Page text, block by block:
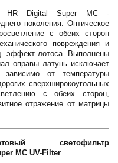
HR Digital Super MC -
поколения. Оптическое
с обеих сторон
повреждения и
эффект лотоса. Выполнены
оправы латунь исключает
от температуры
сверхширокоугольных
с обеих сторон,
отражение от матрицы
светофильтр
MC UV-Filter